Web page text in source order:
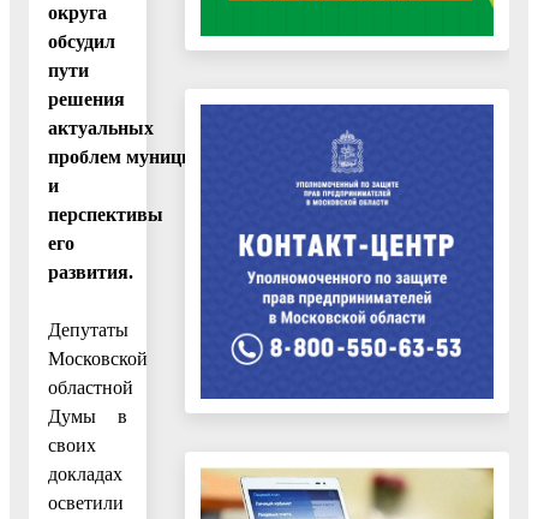
округа
обсудил
пути
решения
актуальных
проблем муниципалитета
и
перспективы
его
развития.
Депутаты
Московской
областной
Думы в
своих
докладах
осветили